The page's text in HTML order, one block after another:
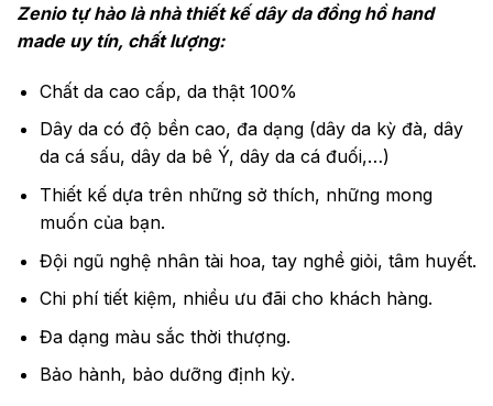
Zenio tự hào là nhà thiết kế dây da đồng hồ hand
made uy tín, chất lượng:
Chất da cao cấp, da thật 100%
Dây da có độ bền cao, đa dạng (dây da kỳ đà, dây
da cá sấu, dây da bê Ý, dây da cá đuối,…)
Thiết kế dựa trên những sở thích, những mong
muốn của bạn.
Đội ngũ nghệ nhân tài hoa, tay nghề giỏi, tâm huyết.
Chi phí tiết kiệm, nhiều ưu đãi cho khách hàng.
Đa dạng màu sắc thời thượng.
Bảo hành, bảo dưỡng định kỳ.